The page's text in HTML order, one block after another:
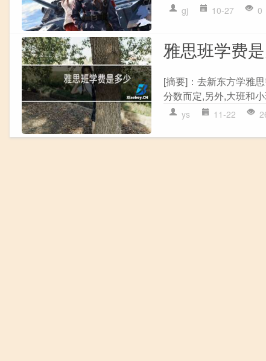
gj 10-27 0
雅思班学费
[摘要]：去新东方学雅
分数而定,另外,大班和
ys 11-22